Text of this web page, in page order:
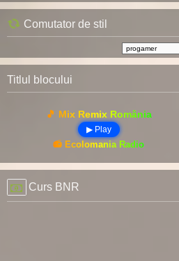
Comutator de stil
Titlul blocului
🎵 Mix Remix România
▶ Play
📻 Ecolomania Radio
Curs BNR